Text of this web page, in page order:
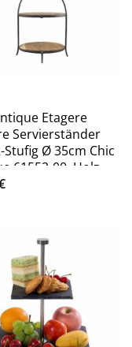
Etagere
Servierständer
Stufig Ø 35cm Chic
61552-00, Holz,